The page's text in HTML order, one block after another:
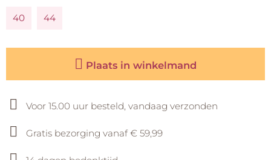
40 44
Plaats in winkelmand
Voor 15.00 uur besteld, vandaag verzonden
Gratis bezorging vanaf € 59,99